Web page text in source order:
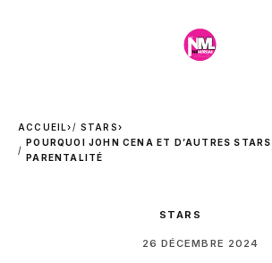
ACCUEIL› STARS›
POURQUOI JOHN CENA ET D’AUTRES
PARENTALITÉ
STARS
26 DÉCEMBRE 2024